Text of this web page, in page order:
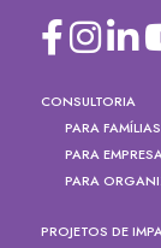
CONSULTORIA
PARA FAMÍLIAS
PARA
PARA
PROJETOS DE